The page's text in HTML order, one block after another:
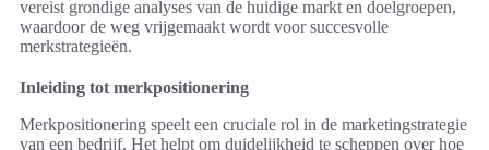
vereist grondige analyses van de huidige markt en doelgroepen,
waardoor de weg vrijgemaakt wordt voor succesvolle
merkstrategieën.
Inleiding tot merkpositionering
Merkpositionering speelt een cruciale rol in de marketingstrategie
van een bedrijf. Het helpt om duidelijkheid te scheppen over hoe